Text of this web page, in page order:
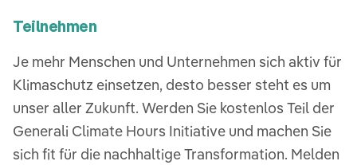
Teilnehmen
Je mehr Menschen und Unternehmen sich aktiv für
Klimaschutz einsetzen, desto besser steht es um
unser aller Zukunft. Werden Sie kostenlos Teil der
Generali Climate Hours Initiative und machen Sie
sich fit für die nachhaltige Transformation. Melden